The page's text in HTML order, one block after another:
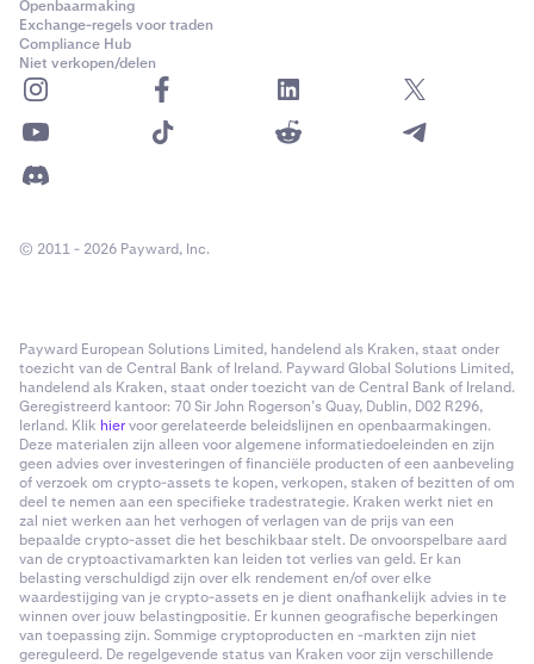
Openbaarmaking
Exchange-regels voor traden
Compliance Hub
Niet verkopen/delen
© 2011 - 2026 Payward, Inc.
Payward European Solutions Limited, handelend als Kraken, staat onder
toezicht van de Central Bank of Ireland. Payward Global Solutions Limited,
handelend als Kraken, staat onder toezicht van de Central Bank of Ireland.
Geregistreerd kantoor: 70 Sir John Rogerson’s Quay, Dublin, D02 R296,
Ierland. Klik hiervoor gerelateerde beleidslijnen en openbaarmakingen.
Deze materialen zijn alleen voor algemene informatiedoeleinden en zijn
geen advies over investeringen of financiële producten of een aanbeveling
of verzoek om crypto-assets te kopen, verkopen, staken of bezitten of om
deel te nemen aan een specifieke tradestrategie. Kraken werkt niet en
zal niet werken aan het verhogen of verlagen van de prijs van een
bepaalde crypto-asset die het beschikbaar stelt. De onvoorspelbare aard
van de cryptoactivamarkten kan leiden tot verlies van geld. Er kan
belasting verschuldigd zijn over elk rendement en/of over elke
waardestijging van je crypto-assets en je dient onafhankelijk advies in te
winnen over jouw belastingpositie. Er kunnen geografische beperkingen
van toepassing zijn. Sommige cryptoproducten en -markten zijn niet
gereguleerd. De regelgevende status van Kraken voor zijn verschillende